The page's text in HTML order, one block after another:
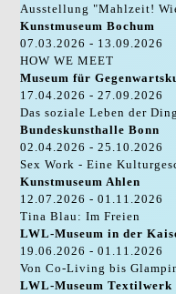
Ausstellung "Mahlzeit!
Kunstmuseum Bochum
07.03.2026 - 13.09.2026
HOW WE MEET
Museum für
17.04.2026 - 27.09.2026
Das soziale Leben der
Bundeskunsthalle Bonn
02.04.2026 - 25.10.2026
Sex Work - Eine
Kunstmuseum Ahlen
12.07.2026 - 01.11.2026
Tina Blau: Im Freien
LWL-Museum in der
19.06.2026 - 01.11.2026
Von Co-Living bis
LWL-Museum Textilwerk